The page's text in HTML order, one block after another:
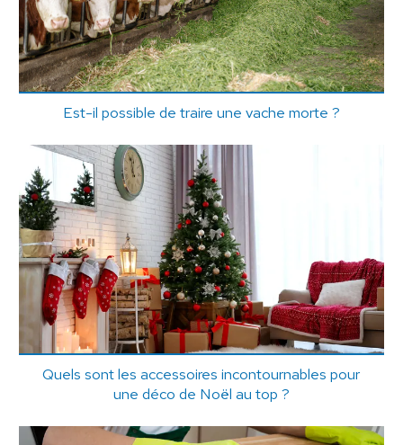
Est-il possible de traire une vache morte ?
Quels sont les accessoires incontournables pour
une déco de Noël au top ?